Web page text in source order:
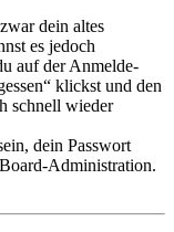
dein altes
es jedoch
auf der Anmelde-
klickst und den
schnell wieder
dein Passwort
Administration.